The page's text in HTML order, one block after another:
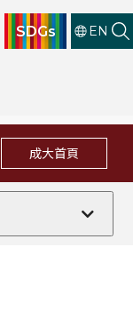
SDGs EN
成大首頁